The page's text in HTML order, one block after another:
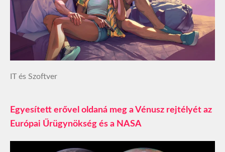
IT és Szoftver
Egyesített erővel oldaná meg a Vénusz rejtélyét az
Európai Űrügynökség és a NASA